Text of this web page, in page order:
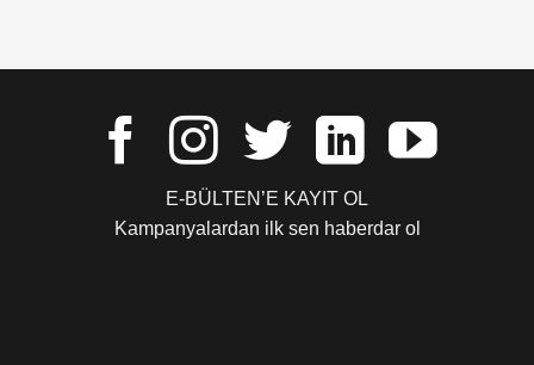
E-BÜLTEN’E KAYIT OL
Kampanyalardan ilk sen haberdar ol